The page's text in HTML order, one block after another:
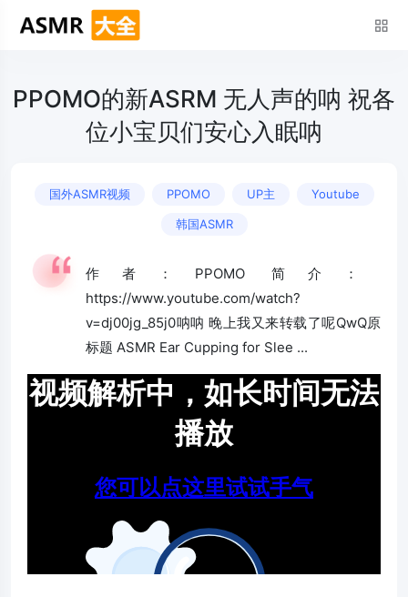
PPOMO的新ASRM 无人声的呐 祝各
位小宝贝们安心入眠呐
国外ASMR视频 PPOMO UP主 Youtube
韩国ASMR
作者：PPOMO 简介：
https://www.youtube.com/watch?
v=dj00jg_85j0呐呐 晚上我又来转载了呢QwQ原
标题 ASMR Ear Cupping for Slee ...